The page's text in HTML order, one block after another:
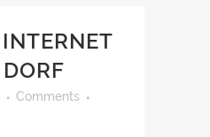
INTERNET
Comments